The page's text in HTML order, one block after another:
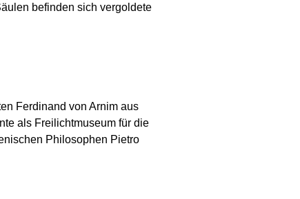
befinden sich vergoldete
Ferdinand von Arnim aus
als Freilichtmuseum für die
Philosophen Pietro